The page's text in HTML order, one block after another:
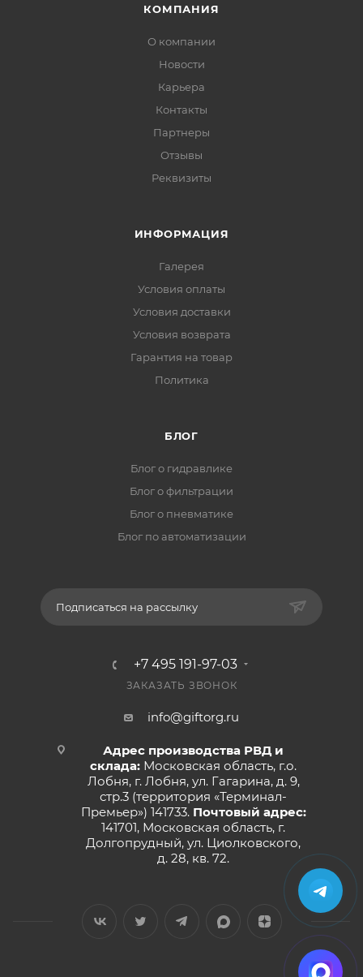
КОМПАНИЯ
О компании
Новости
Карьера
Контакты
Партнеры
Отзывы
Реквизиты
ИНФОРМАЦИЯ
Галерея
Условия оплаты
Условия доставки
Условия возврата
Гарантия на товар
Политика
БЛОГ
Блог о гидравлике
Блог о фильтрации
Блог о пневматике
Блог по автоматизации
Подписаться на рассылку
+7 495 191-97-03
ЗАКАЗАТЬ ЗВОНОК
info@giftorg.ru
Адрес производства РВД и
склада: Московская область, г.о.
Лобня, г. Лобня, ул. Гагарина, д. 9,
стр.3 (территория «Терминал-
Премьер») 141733. Почтовый адрес:
141701, Московская область, г.
Долгопрудный, ул. Циолковского,
д. 28, кв. 72.